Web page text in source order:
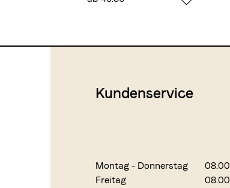
Kundenservice
Montag - Donnerstag 08.00
Freitag
08.00